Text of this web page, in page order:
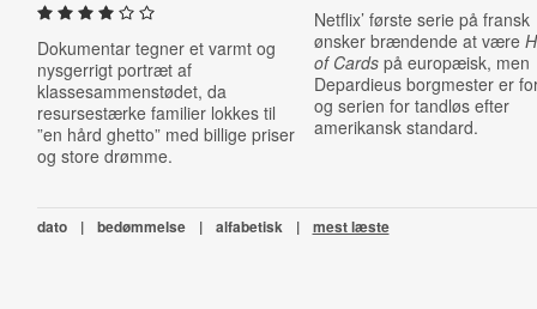
Dokumentar tegner et varmt og
nysgerrigt portræt af
klassesammenstødet, da
resursestærke familier lokkes til
”en hård ghetto” med billige priser
og store drømme.
Netflix’ første serie på fransk
ønsker brændende at være
of Cards på europæisk, men
Depardieus borgmester er
og serien for tandløs efter
amerikansk standard.
dato | bedømmelse | alfabetisk | mest læste